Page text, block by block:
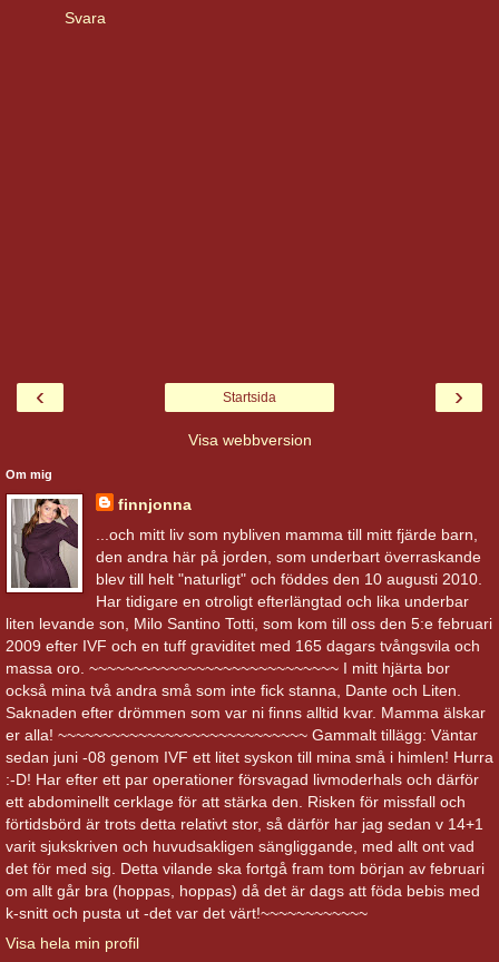
Svara
‹ ›
Startsida
Visa webbversion
Om mig
finnjonna
...och mitt liv som nybliven mamma till mitt fjärde barn,
den andra här på jorden, som underbart överraskande
blev till helt "naturligt" och föddes den 10 augusti 2010.
Har tidigare en otroligt efterlängtad och lika underbar
liten levande son, Milo Santino Totti, som kom till oss den 5:e februari
2009 efter IVF och en tuff graviditet med 165 dagars tvångsvila och
massa oro. ~~~~~~~~~~~~~~~~~~~~~~~~~~~~ I mitt hjärta bor
också mina två andra små som inte fick stanna, Dante och Liten.
Saknaden efter drömmen som var ni finns alltid kvar. Mamma älskar
er alla! ~~~~~~~~~~~~~~~~~~~~~~~~~~~~ Gammalt tillägg: Väntar
sedan juni -08 genom IVF ett litet syskon till mina små i himlen! Hurra
:-D! Har efter ett par operationer försvagad livmoderhals och därför
ett abdominellt cerklage för att stärka den. Risken för missfall och
förtidsbörd är trots detta relativt stor, så därför har jag sedan v 14+1
varit sjukskriven och huvudsakligen sängliggande, med allt ont vad
det för med sig. Detta vilande ska fortgå fram tom början av februari
om allt går bra (hoppas, hoppas) då det är dags att föda bebis med
k-snitt och pusta ut -det var det värt!~~~~~~~~~~~~
Visa hela min profil